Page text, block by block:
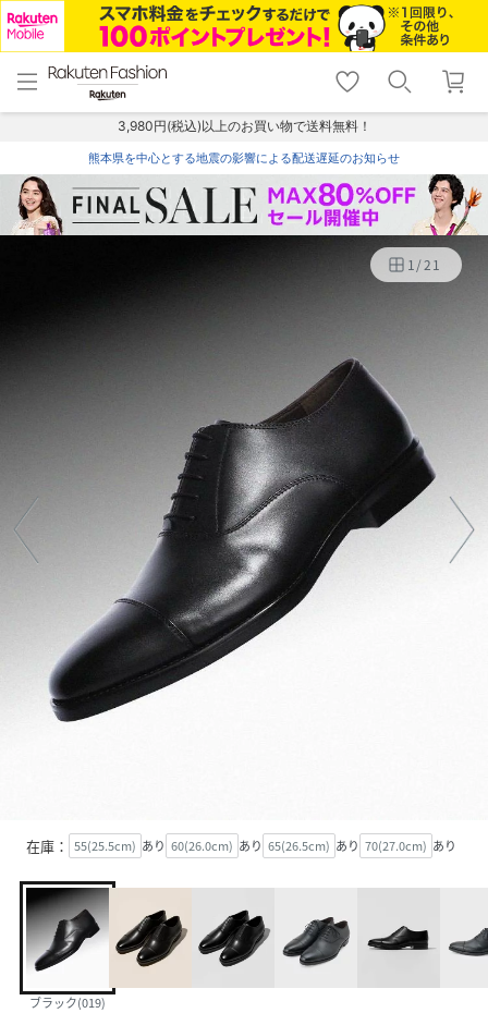
menu home
トップ
shopping_cart lock_outline
ログイン
3,980円(税込)以上のお買い物で送料無料！
熊本県を中心とする地震の影響による配送遅延のお知らせ
1/21
在庫： 55(25.5cm) あり 60(26.0cm) あり 65(26.5cm) あり 70(27.0cm) あり
ブラック(019)